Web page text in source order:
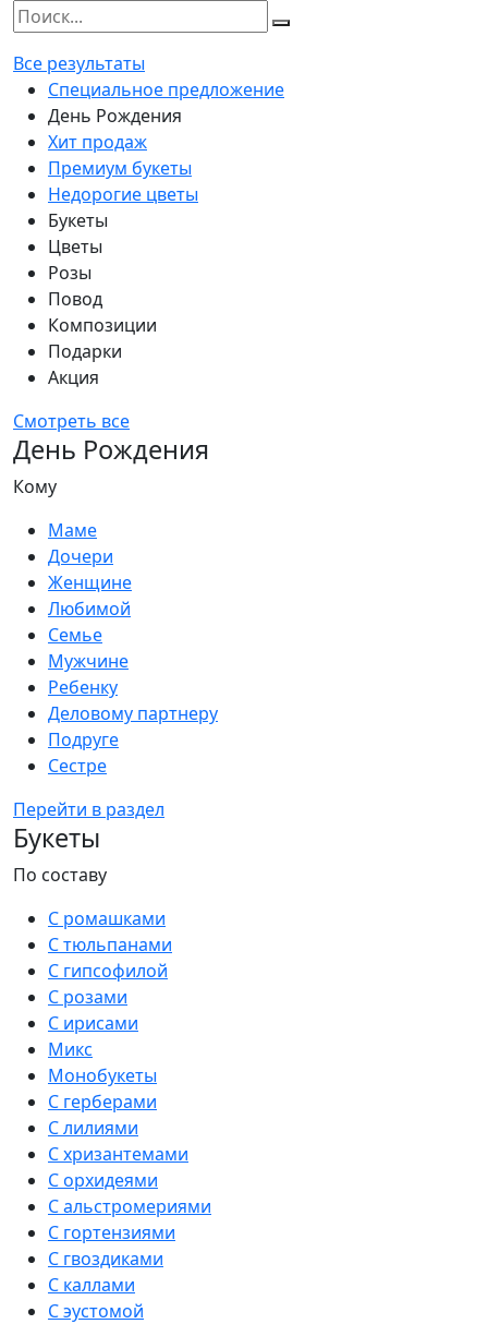
Все результаты
Специальное предложение
День Рождения
Хит продаж
Премиум букеты
Недорогие цветы
Букеты
Цветы
Розы
Повод
Композиции
Подарки
Акция
Смотреть все
День Рождения
Кому
Маме
Дочери
Женщине
Любимой
Семье
Мужчине
Ребенку
Деловому партнеру
Подруге
Сестре
Перейти в раздел
Букеты
По составу
С ромашками
С тюльпанами
С гипсофилой
С розами
С ирисами
Микс
Монобукеты
С герберами
С лилиями
С хризантемами
С орхидеями
С альстромериями
С гортензиями
С гвоздиками
С каллами
С эустомой